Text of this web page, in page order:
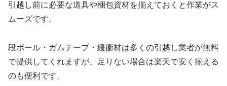
引越し前に必要な道具や梱包資材を揃えておくと作業がス
ムーズです。
段ボール・ガムテープ・緩衝材は多くの引越し業者が無料
で提供してくれますが、足りない場合は楽天で安く揃える
のも便利です。